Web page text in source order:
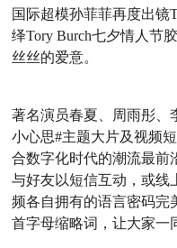
国际超模孙菲菲再度出镜
绎Tory Burch七夕情人节
丝丝的爱意。
著名演员春夏、周雨彤、
小心思#主题大片及视频
合数字化时代的潮流最前
与好友以短信互动，或线
频各自拥有的语言密码完
首字母缩略词，让大家一